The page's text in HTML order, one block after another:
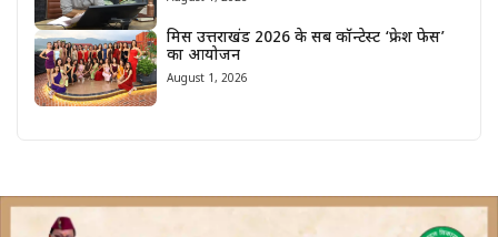
मिस उत्तराखंड 2026 के सब कॉन्टेस्ट ‘फ्रेश फेस’
का आयोजन
August 1, 2026